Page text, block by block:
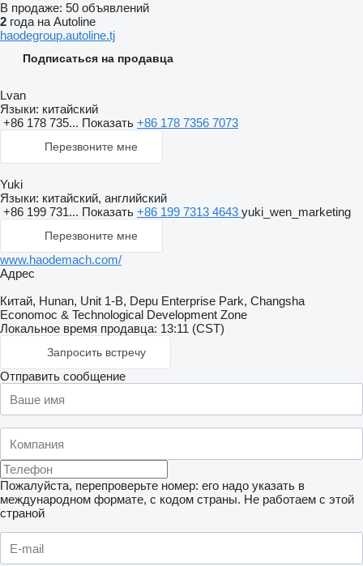
В продаже: 50 объявлений
2 года на Autoline
haodegroup.autoline.tj
Подписаться на продавца
Lvan
Языки: китайский
+86 178 735... Показать +86 178 7356 7073
Перезвоните мне
Yuki
Языки: китайский, английский
+86 199 731... Показать +86 199 7313 4643 yuki_wen_marketing
Перезвоните мне
www.haodemach.com/
Адрес
Китай, Hunan, Unit 1-B, Depu Enterprise Park, Changsha
Economoc & Technological Development Zone
Локальное время продавца: 13:11 (CST)
Запросить встречу
Отправить сообщение
Пожалуйста, перепроверьте номер: его надо указать в
международном формате, с кодом страны. Не работаем с этой
страной